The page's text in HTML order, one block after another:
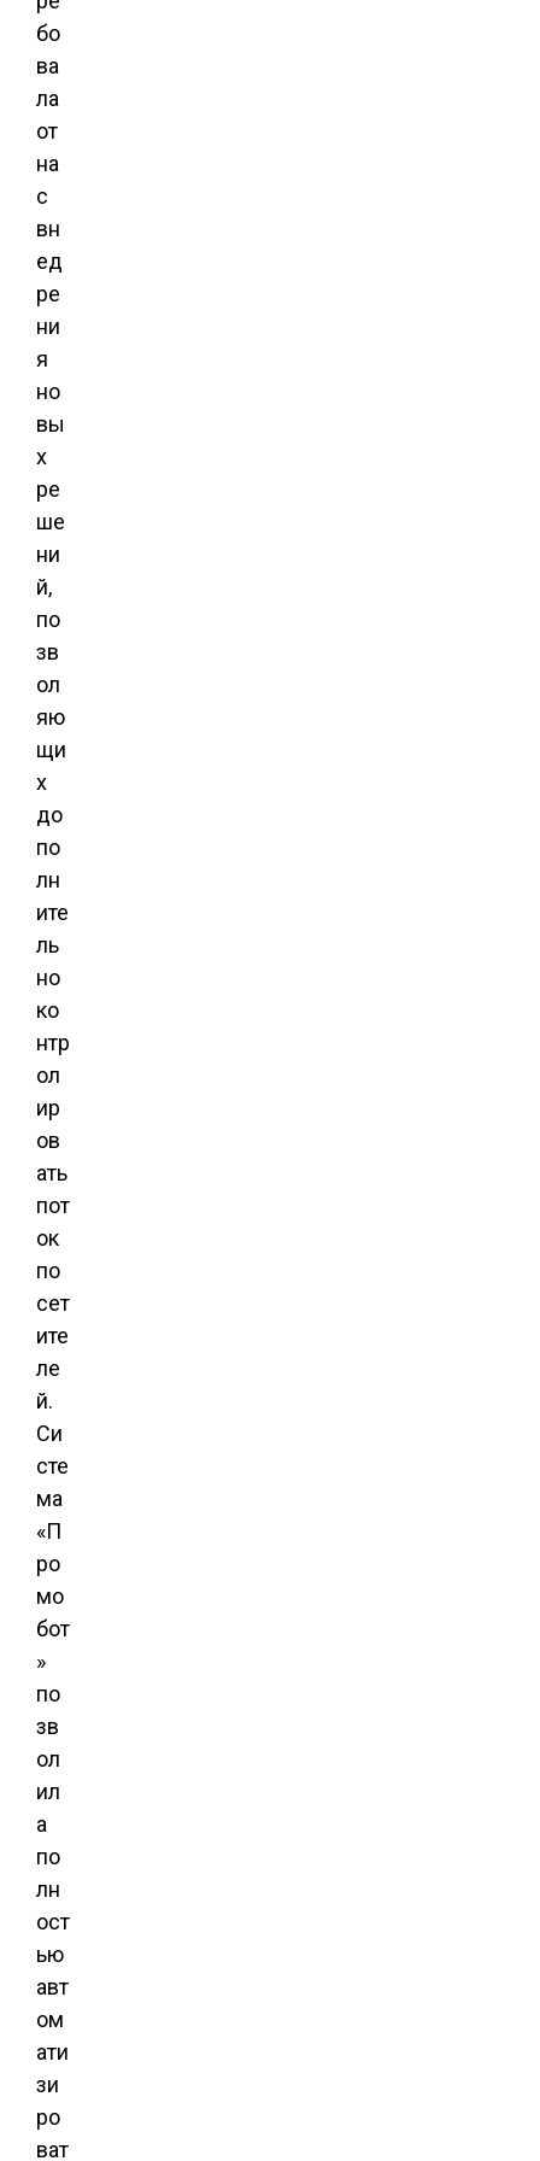
бо
ва
ла
от
на
с
вн
ед
ре
ни
я
но
вы
х
ре
ше
ни
й,
по
зв
ол
яю
щи
х
до
по
лн
ите
ль
но
ко
нтр
ол
ир
ов
ать
пот
ок
по
сет
ите
ле
й.
Си
сте
ма
«П
ро
мо
бот
»
по
зв
ол
ил
а
по
лн
ост
ью
авт
ом
ати
зи
ро
ват